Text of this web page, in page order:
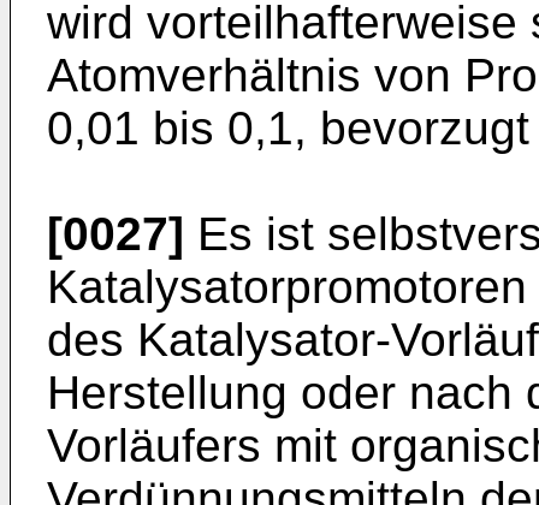
wird
Atomverhältnis von
0,01 bis 0,1,
[0027] Es ist
des Katalysator-
Herstellung oder nach
Vorläufers mit